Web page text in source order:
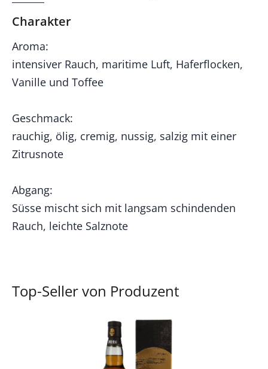
Charakter
Aroma:
intensiver Rauch, maritime Luft, Haferflocken,
Vanille und Toffee
Geschmack:
rauchig, ölig, cremig, nussig, salzig mit einer
Zitrusnote
Abgang:
Süsse mischt sich mit langsam schindenden
Rauch, leichte Salznote
Top-Seller von Produzent